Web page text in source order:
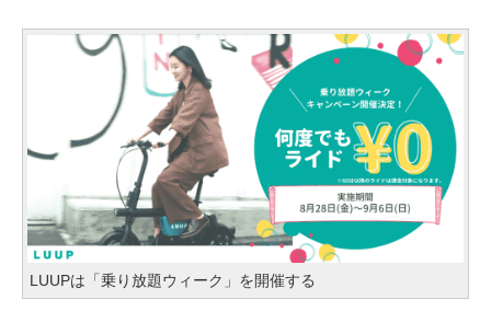
LUUPは「乗り放題ウィーク」を開催する